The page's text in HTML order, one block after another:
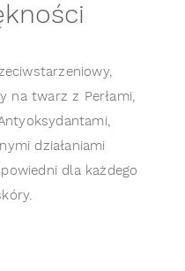
na twarz z Perłami,
działaniami
dla każdego